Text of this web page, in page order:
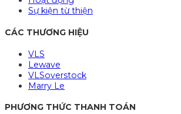
Sự kiện từ thiện
CÁC THƯƠNG HIỆU
VLS
Lewave
VLSoverstock
Marry Le
PHƯƠNG THỨC THANH TOÁN